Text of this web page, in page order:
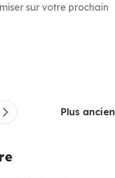
sur votre prochain
Plus ancien